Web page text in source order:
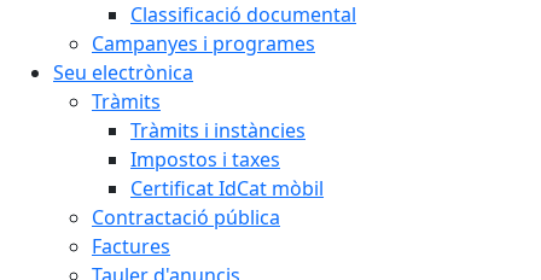
Classificació documental
Campanyes i programes
Seu electrònica
Tràmits
Tràmits i instàncies
Impostos i taxes
Certificat IdCat mòbil
Contractació pública
Factures